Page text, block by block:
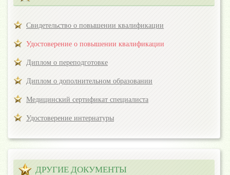
Свидетельство о повышении квалификации
Удостоверение о повышении квалификации
Диплом о переподготовке
Диплом о дополнительном образовании
Медицинский сертификат специалиста
Удостоверение интернатуры
ДРУГИЕ ДОКУМЕНТЫ